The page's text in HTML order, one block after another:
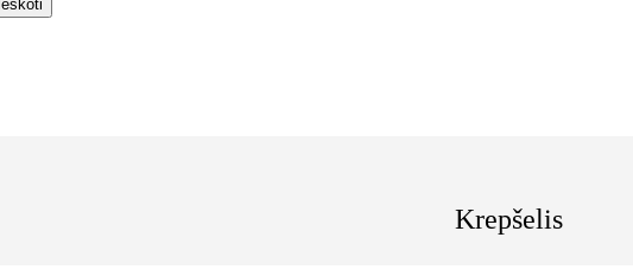
Ieškoti
Krepšelis